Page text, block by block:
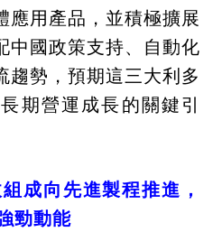
應用產品，並積極擴展
中國政策支持、自動化
趨勢，預期這三大利多
期營運成長的關鍵引
成向先進製程推進，
勁動能